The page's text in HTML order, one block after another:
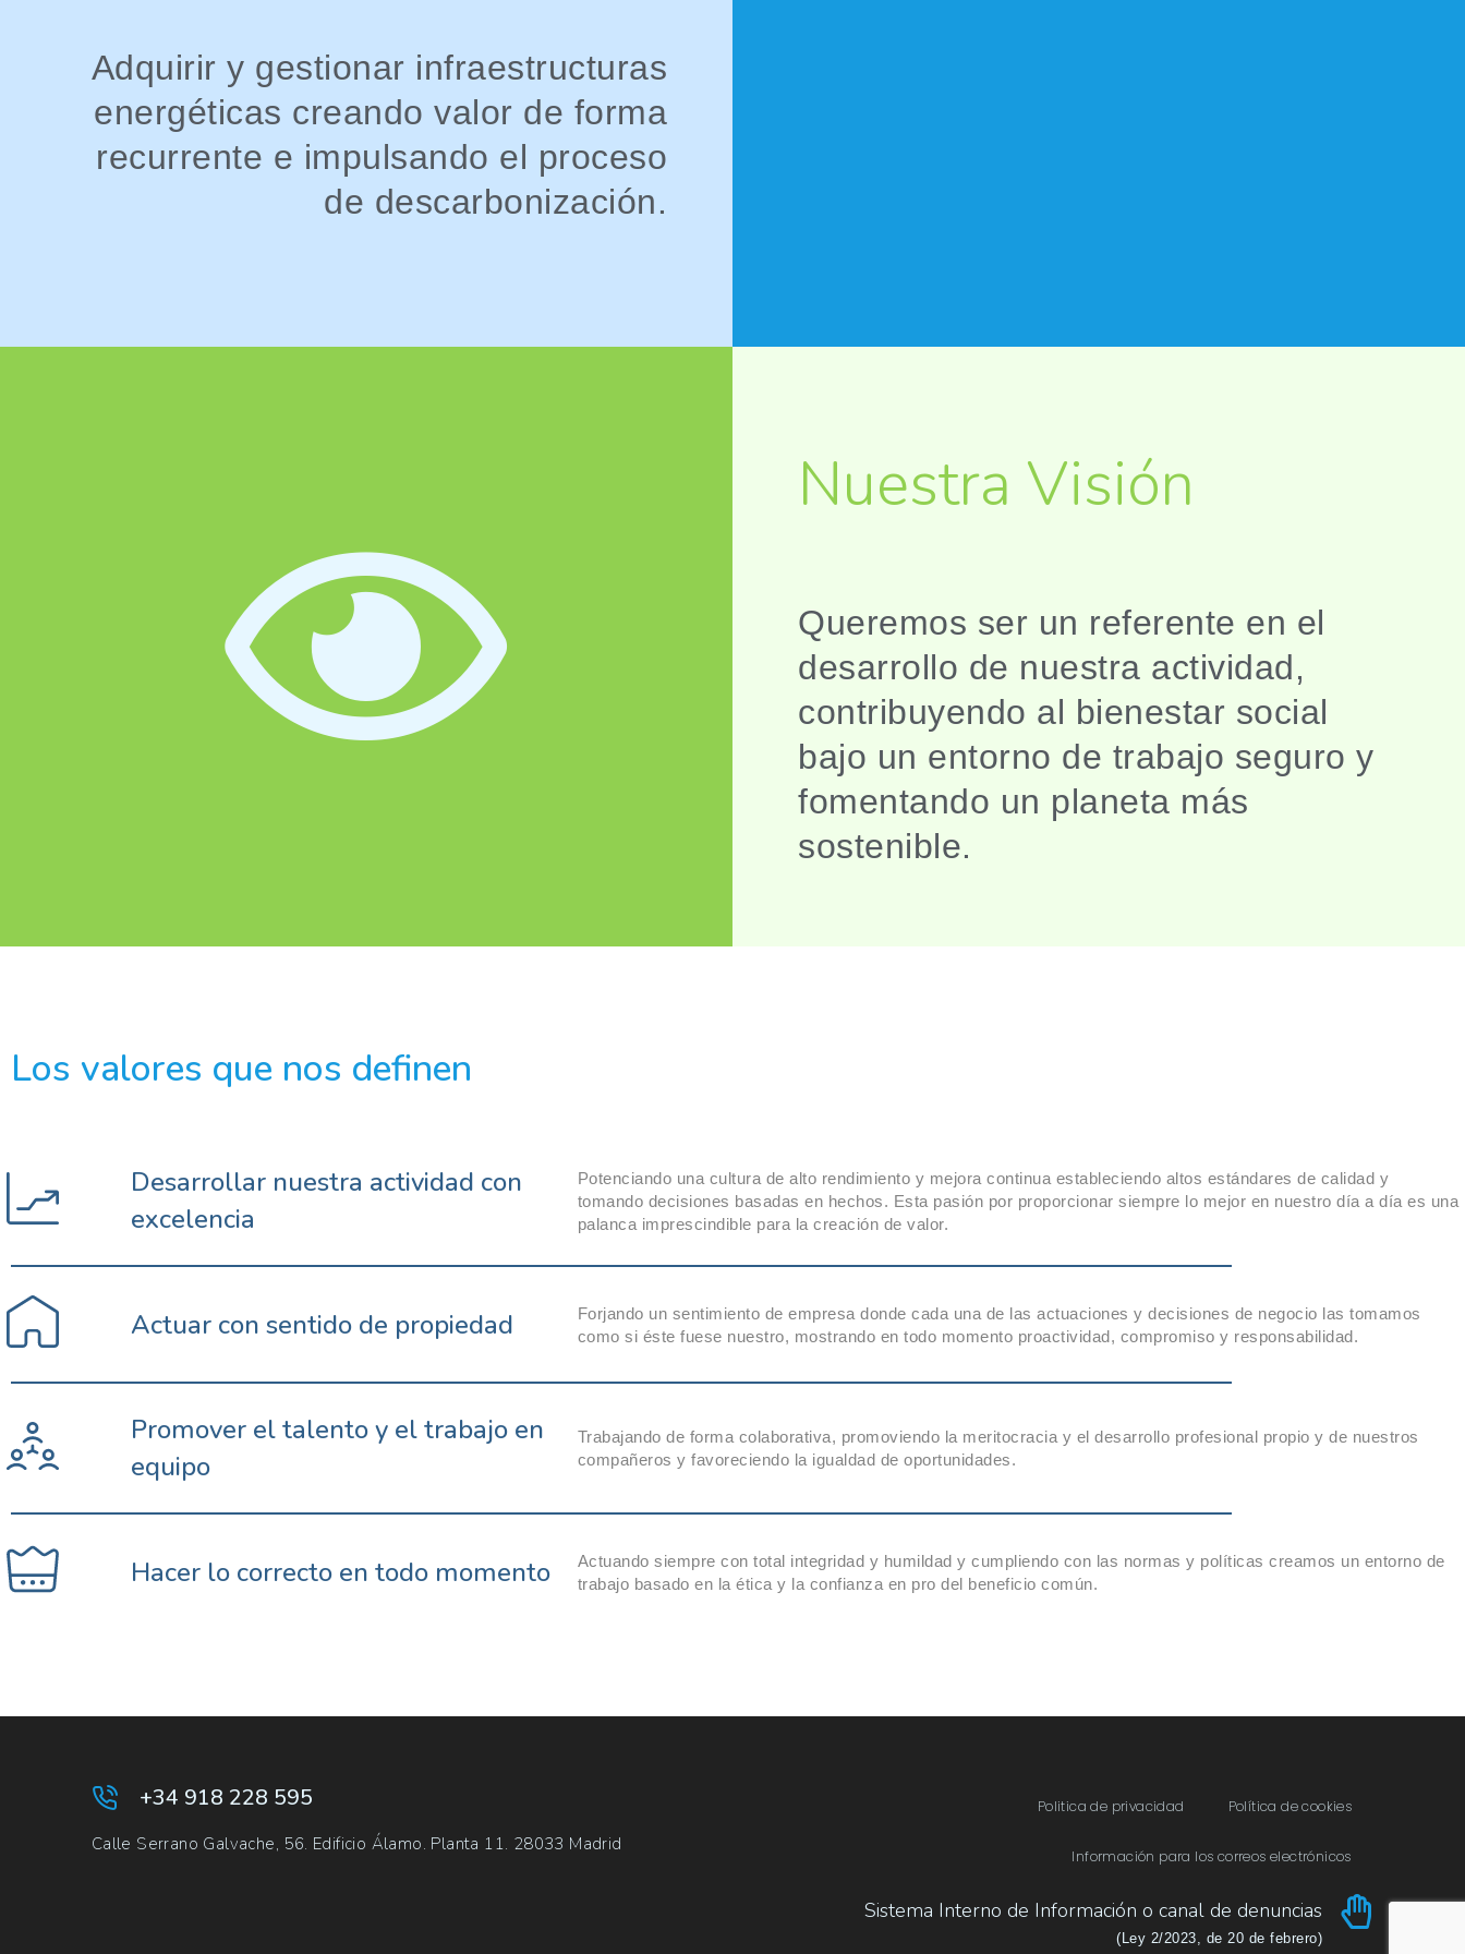
Adquirir y gestionar infraestructuras
energéticas creando valor de forma
recurrente e impulsando el proceso
de descarbonización.
Nuestra Visión
Queremos ser un referente en el
desarrollo de nuestra actividad,
contribuyendo al bienestar social
bajo un entorno de trabajo seguro y
fomentando un planeta más
sostenible.
Los valores que nos definen
Desarrollar nuestra actividad con
excelencia
Potenciando una cultura de alto rendimiento y mejora continua estableciendo altos estándares de calidad y
tomando decisiones basadas en hechos. Esta pasión por proporcionar siempre lo mejor en nuestro día a día es una
palanca imprescindible para la creación de valor.
Actuar con sentido de propiedad
Forjando un sentimiento de empresa donde cada una de las actuaciones y decisiones de negocio las tomamos
como si éste fuese nuestro, mostrando en todo momento proactividad, compromiso y responsabilidad.
Promover el talento y el trabajo en
equipo
Trabajando de forma colaborativa, promoviendo la meritocracia y el desarrollo profesional propio y de nuestros
compañeros y favoreciendo la igualdad de oportunidades.
Hacer lo correcto en todo momento
Actuando siempre con total integridad y humildad y cumpliendo con las normas y políticas creamos un entorno de
trabajo basado en la ética y la confianza en pro del beneficio común.
+34 918 228 595
Calle Serrano Galvache, 56. Edificio Álamo. Planta 11. 28033 Madrid
Politica de privacidad Política de cookies
Información para los correos electrónicos
Sistema Interno de Información o canal de denuncias​
(Ley 2/2023, de 20 de febrero)